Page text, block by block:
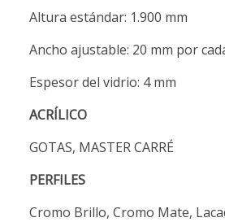
Altura estándar: 1.900 mm
Ancho ajustable: 20 mm por
Espesor del vidrio: 4 mm
ACRÍLICO
GOTAS, MASTER CARRÉ
PERFILES
Cromo Brillo, Cromo Mate,